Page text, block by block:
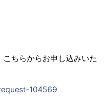
ちらからお申し込みいた
104569